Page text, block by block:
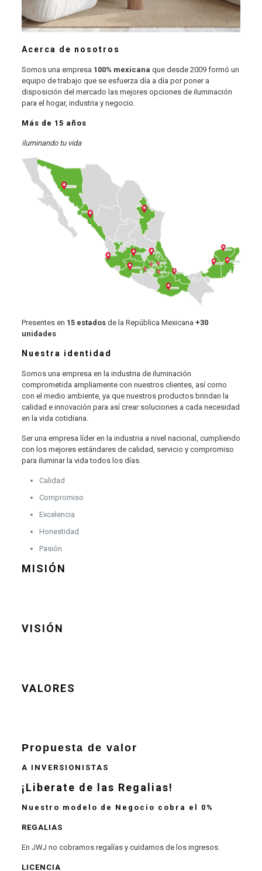
Acerca de nosotros
Somos una empresa 100% mexicana que desde 2009 formó un
equipo de trabajo que se esfuerza día a día por poner a
disposición del mercado las mejores opciones de iluminación
para el hogar, industria y negocio.
Más de 15 años
iluminando tu vida
Presentes en 15 estadosde la República Mexicana +30
unidades
Nuestra identidad
Somos una empresa en la industria de iluminación
comprometida ampliamente con nuestros clientes, así como
con el medio ambiente, ya que nuestros productos brindan la
calidad e innovación para así crear soluciones a cada necesidad
en la vida cotidiana.
Ser una empresa líder en la industria a nivel nacional, cumpliendo
con los mejores estándares de calidad, servicio y compromiso
para iluminar la vida todos los días.
Calidad
Compromiso
Excelencia
Honestidad
Pasión
MISIÓN
VISIÓN
VALORES
Propuesta de valor
A INVERSIONISTAS
¡Liberate de las Regalias!
Nuestro modelo de Negocio cobra el 0%
REGALIAS
En JWJ no cobramos regalías y cuidamos de los ingresos.
LICENCIA